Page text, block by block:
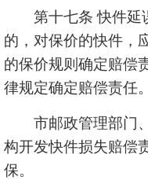
第十七条 快件延
的，对保价的快件，
的保价规则确定赔偿
律规定确定赔偿责任。
市邮政管理部门、
构开发快件损失赔偿
保。